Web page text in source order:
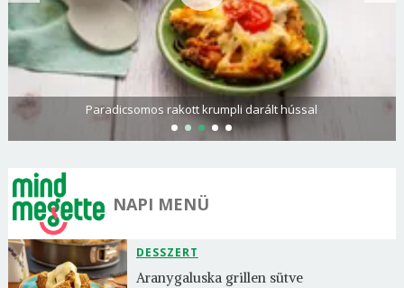
Paradicsomos rakott krumpli darált hússal
NAPI MENÜ
DESSZERT
Aranygaluska grillen sütve